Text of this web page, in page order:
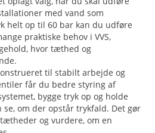
med vand som
helt op til 60 bar kan du udføre
praktiske behov i VVS,
hvor tæthed og
til stabilt arbejde og
får du bedre styring af
bygge tryk op og holde
om der opstår trykfald. Det gør
og vurdere, om en